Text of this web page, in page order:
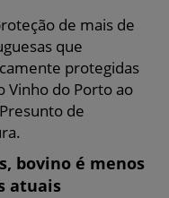
de mais de
que
protegidas
Vinho do Porto ao
de
bovino é menos
atuais